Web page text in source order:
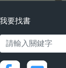
我要找書